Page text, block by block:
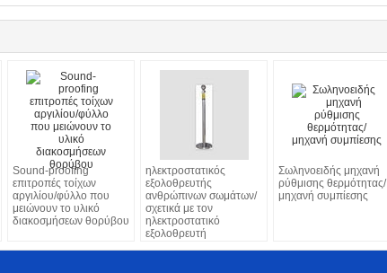
Sound-proofing
επιτροπές τοίχων
αργιλίου/φύλλο που
μειώνουν το υλικό
διακοσμήσεων θορύβου
ηλεκτροστατικός
εξολοθρευτής
ανθρώπινων σωμάτων/
σχετικά με τον
ηλεκτροστατικό
εξολοθρευτή
Σωληνοειδής μηχανή
ρύθμισης θερμότητας/
μηχανή συμπίεσης